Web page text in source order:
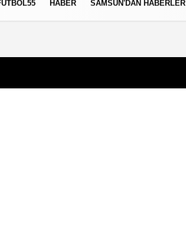
HABER SAMSUN'DAN HABERLER